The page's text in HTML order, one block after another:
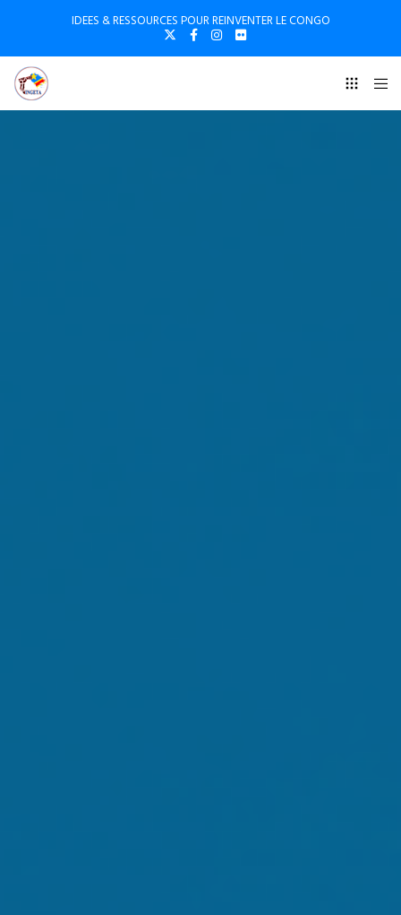
IDEES & RESSOURCES POUR REINVENTER LE CONGO